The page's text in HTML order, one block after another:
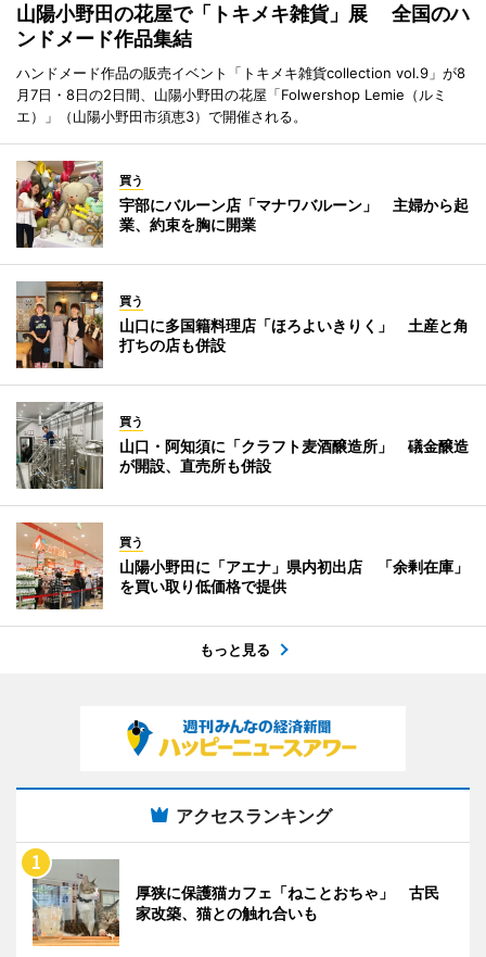
山陽小野田の花屋で「トキメキ雑貨」展 全国のハ
ンドメード作品集結
ハンドメード作品の販売イベント「トキメキ雑貨collection vol.9」が8
月7日・8日の2日間、山陽小野田の花屋「Folwershop Lemie（ルミ
エ）」（山陽小野田市須恵3）で開催される。
買う
宇部にバルーン店「マナワバルーン」 主婦から起
業、約束を胸に開業
買う
山口に多国籍料理店「ほろよいきりく」 土産と角
打ちの店も併設
買う
山口・阿知須に「クラフト麦酒醸造所」 礒金醸造
が開設、直売所も併設
買う
山陽小野田に「アエナ」県内初出店 「余剰在庫」
を買い取り低価格で提供
もっと見る
アクセスランキング
厚狭に保護猫カフェ「ねことおちゃ」 古民
家改築、猫との触れ合いも